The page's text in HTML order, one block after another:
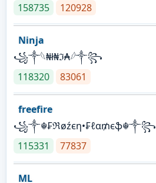
158735
120928
Ninja
꧁⁣༒𓆩₦ł₦ℑ₳𓆪༒꧂
118320
83061
freefire
꧁༒☬₣ℜøźєη•₣ℓα₥єֆ☬༒꧂
115331
77837
ML